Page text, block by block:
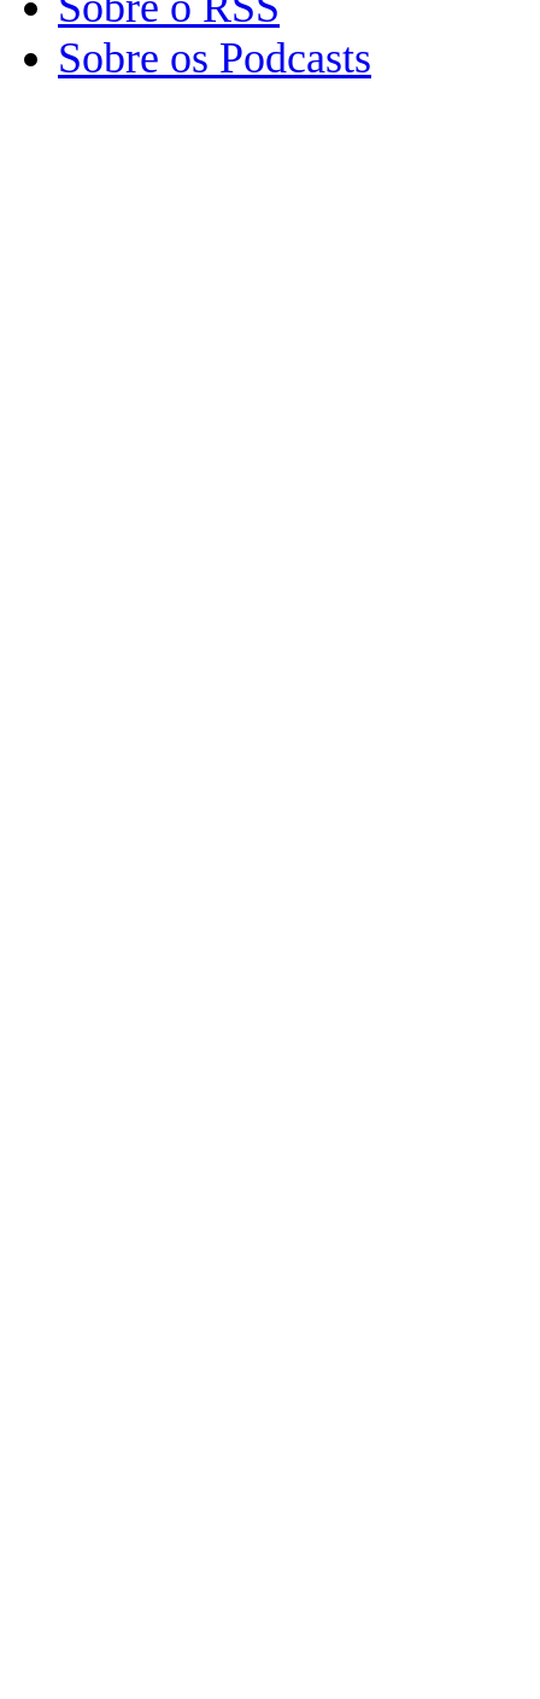
Sobre os Podcasts